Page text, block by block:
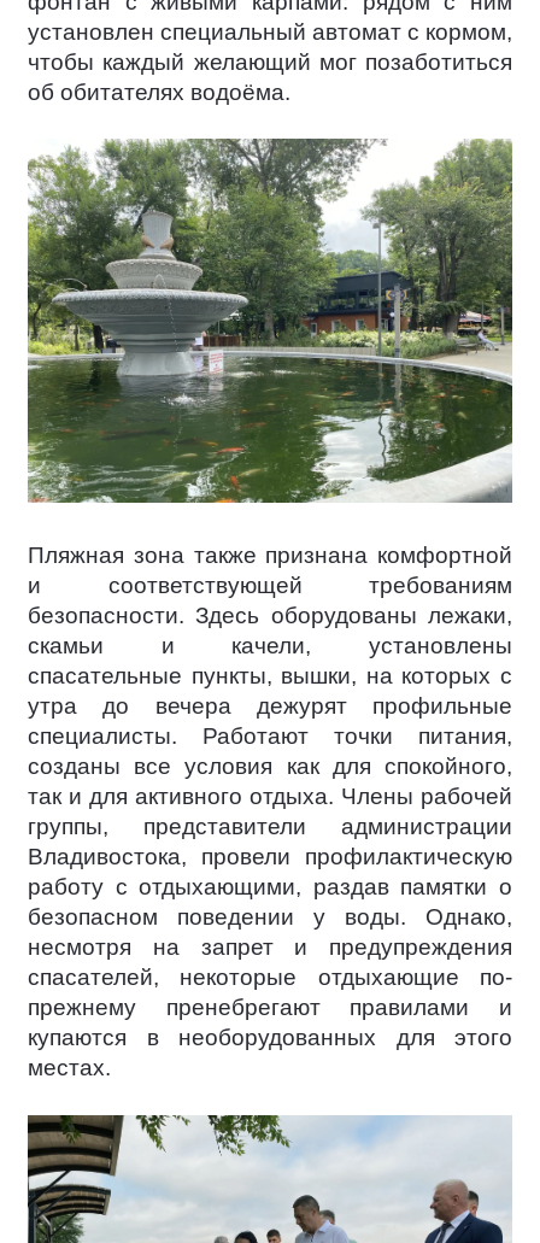
установлен специальный автомат с кормом,
чтобы каждый желающий мог позаботиться
об обитателях водоёма.
Пляжная зона также признана комфортной
и соответствующей требованиям
безопасности. Здесь оборудованы лежаки,
скамьи и качели, установлены
спасательные пункты, вышки, на которых с
утра до вечера дежурят профильные
специалисты. Работают точки питания,
созданы все условия как для спокойного,
так и для активного отдыха. Члены рабочей
группы, представители администрации
Владивостока, провели профилактическую
работу с отдыхающими, раздав памятки о
безопасном поведении у воды. Однако,
несмотря на запрет и предупреждения
спасателей, некоторые отдыхающие по-
прежнему пренебрегают правилами и
купаются в необорудованных для этого
местах.